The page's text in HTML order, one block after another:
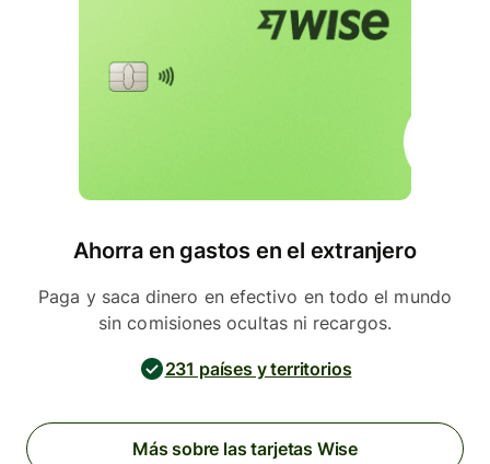
Ahorra en gastos en el extranjero
Paga y saca dinero en efectivo en todo el mundo
sin comisiones ocultas ni recargos.
231 países y territorios
Más sobre las tarjetas Wise